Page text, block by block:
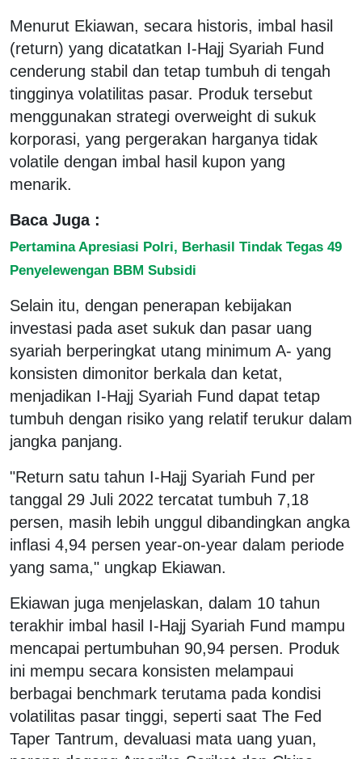
Menurut Ekiawan, secara historis, imbal hasil
(return) yang dicatatkan I-Hajj Syariah Fund
cenderung stabil dan tetap tumbuh di tengah
tingginya volatilitas pasar. Produk tersebut
menggunakan strategi overweight di sukuk
korporasi, yang pergerakan harganya tidak
volatile dengan imbal hasil kupon yang
menarik.
Baca Juga :
Pertamina Apresiasi Polri, Berhasil Tindak Tegas 49
Penyelewengan BBM Subsidi
Selain itu, dengan penerapan kebijakan
investasi pada aset sukuk dan pasar uang
syariah berperingkat utang minimum A- yang
konsisten dimonitor berkala dan ketat,
menjadikan I-Hajj Syariah Fund dapat tetap
tumbuh dengan risiko yang relatif terukur dalam
jangka panjang.
"Return satu tahun I-Hajj Syariah Fund per
tanggal 29 Juli 2022 tercatat tumbuh 7,18
persen, masih lebih unggul dibandingkan angka
inflasi 4,94 persen year-on-year dalam periode
yang sama," ungkap Ekiawan.
Ekiawan juga menjelaskan, dalam 10 tahun
terakhir imbal hasil I-Hajj Syariah Fund mampu
mencapai pertumbuhan 90,94 persen. Produk
ini mempu secara konsisten melampaui
berbagai benchmark terutama pada kondisi
volatilitas pasar tinggi, seperti saat The Fed
Taper Tantrum, devaluasi mata uang yuan,